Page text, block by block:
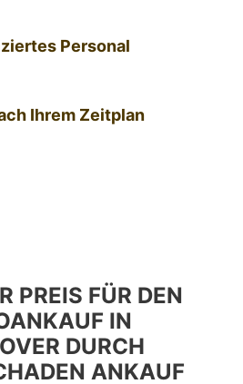
Personal
Ihrem Zeitplan
PREIS FÜR DEN
IN
DURCH
ANKAUF